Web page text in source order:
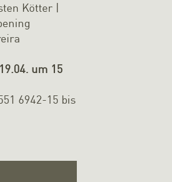
Kötter |
um 15
6942-15 bis